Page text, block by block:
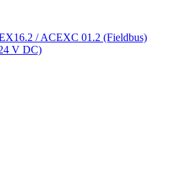
/ ACEXC 01.2 (Fieldbus)
V DC)